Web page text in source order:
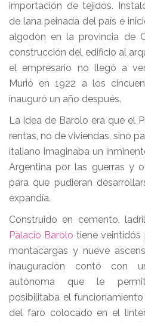
importación de tejidos.
de lana peinada del país e
algodón en la provincia de
construcción del edificio al
el empresario no llegó a
Murió en 1922 a los
inauguró un año después.
La idea de Barolo era que el
rentas, no de viviendas, sino
italiano imaginaba un
Argentina por las guerras y
para que pudieran
expandía.
Construido en cemento,
Palacio Barolo tiene veintidós
montacargas y nueve
inauguración contó con
autónoma que le
posibilitaba el
del faro colocado en el